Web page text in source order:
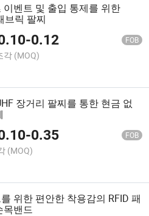
이벤트 및 출입 통제를 위한
브릭 팔찌
-0.12 FOB
각 (MOQ)
장거리 팔찌를 통한 현금 없
-0.35 FOB
(MOQ)
위한 편안한 착용감의 RFID 패
목밴드